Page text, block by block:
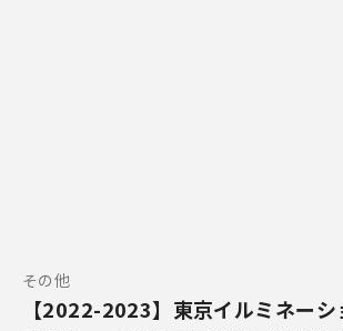
その他
【2022-2023】東京イルミネー